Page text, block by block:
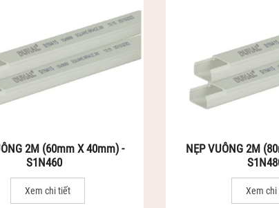
2M (60mm X 40mm) -
S1N460
Xem chi tiết
NẸP VUÔNG 2M
Xem